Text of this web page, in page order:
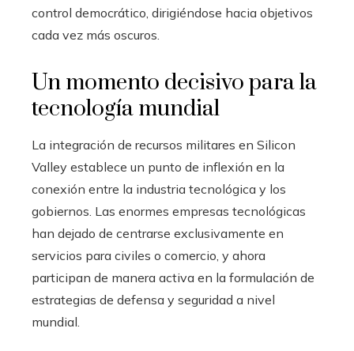
control democrático, dirigiéndose hacia objetivos
cada vez más oscuros.
Un momento decisivo para la
tecnología mundial
La integración de recursos militares en Silicon
Valley establece un punto de inflexión en la
conexión entre la industria tecnológica y los
gobiernos. Las enormes empresas tecnológicas
han dejado de centrarse exclusivamente en
servicios para civiles o comercio, y ahora
participan de manera activa en la formulación de
estrategias de defensa y seguridad a nivel
mundial.